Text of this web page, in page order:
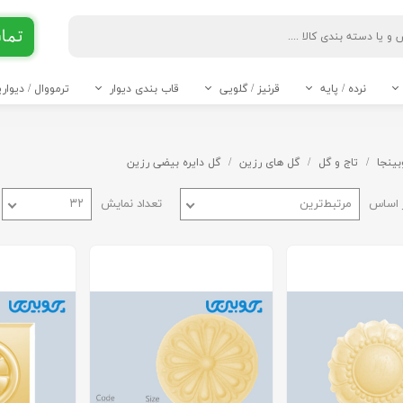
نرده / پایه قرنیز / گلویی قاب بندی دیوار ترمووال /
تماس 90
تاج و گل گل های رزین گل دایره بیضی رزین
اساس مرتبط‌ترین تعداد نمایش ۳۲